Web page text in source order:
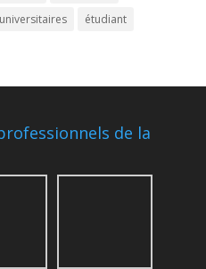
étudiant
de la